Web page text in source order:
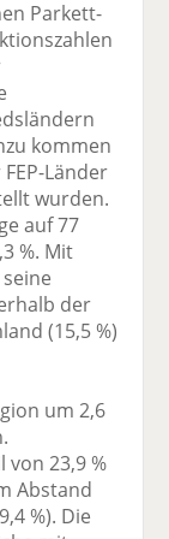
Parkett-
kommen
Länder
wurden.
auf 77
%. Mit
der
(15,5 %)
um 2,6
23,9 %
Abstand
%). Die